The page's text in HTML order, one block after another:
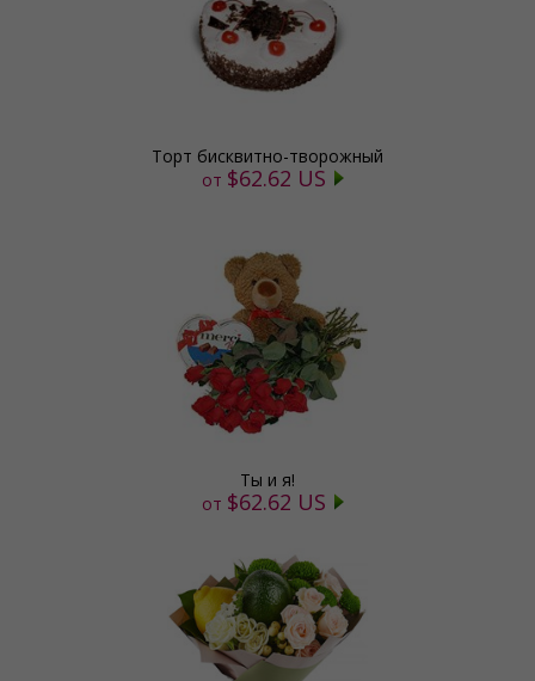
Торт бисквитно-творожный
от $62.62 US
Ты и я!
от $62.62 US